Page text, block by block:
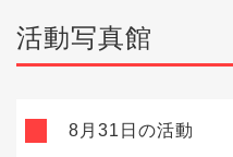
活動写真館
8月31日の活動